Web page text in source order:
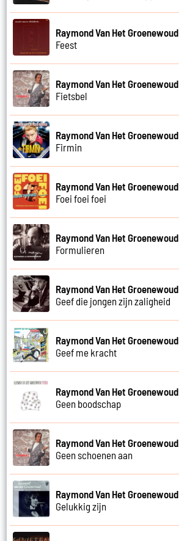
Raymond Van Het Groenewoud
Feest
Raymond Van Het Groenewoud
Fietsbel
Raymond Van Het Groenewoud
Firmin
Raymond Van Het Groenewoud
Foei foei foei
Raymond Van Het Groenewoud
Formulieren
Raymond Van Het Groenewoud
Geef die jongen zijn zaligheid
Raymond Van Het Groenewoud
Geef me kracht
Raymond Van Het Groenewoud
Geen boodschap
Raymond Van Het Groenewoud
Geen schoenen aan
Raymond Van Het Groenewoud
Gelukkig zijn